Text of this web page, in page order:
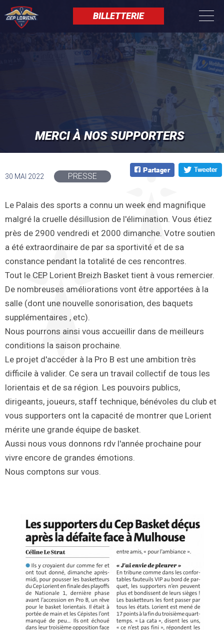
au
contenu
principal
BILLETTERIE
MERCI À NOS SUPPORTERS
30 MAI 2022 PRESSE
Le Palais des sports a connu un week end magnifique
malgré la cruelle désillusion de l'élimination. Vous étiez
près de 2900 vendredi et 2000 dimanche. Votre soutien
a été extraordinaire de par sa sportivité et de sa
constance pendant la totalité de ces rencontres.
Tout le CEP Lorient Breizh Basket tient à vous remercier.
De nombreuses améliorations vont être apportées à la
salle (dont une nouvelle sonorisation, des baquets
supplémentaires , etc).
Nous pourrons ainsi vous accueillir dans de meilleurs
conditions la saison prochaine.
Le projet d'accéder à la Pro B est une ambition très
difficile à valider. Ce sera un travail collectif de tous les
lorientais et de sa région. Les pouvoirs publics,
dirigeants, joueurs, staff technique, bénévoles du club et
vous supporters ont la capacité de montrer que Lorient
mérite une grande équipe de basket.
Aussi nous vous donnons rdv l'année prochaine pour
vivre encore de grandes émotions.
Nous comptons sur vous.
Panneau de gestion des cookies